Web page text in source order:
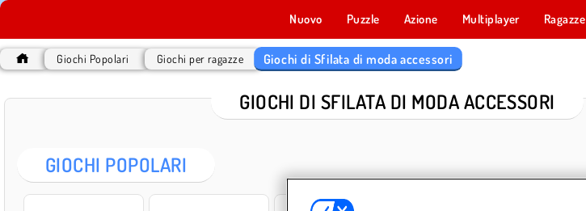
Nuovo Puzzle Azione Multiplayer Ragazze
Giochi Popolari Giochi per ragazze Giochi di Sfilata di moda accessori
GIOCHI DI SFILATA DI MODA ACCESSORI
GIOCHI POPOLARI